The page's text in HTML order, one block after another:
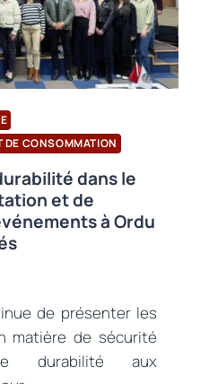
DE CONSOMMATION
dans le
et de
à Ordu
de présenter les
matière de sécurité
durabilité aux